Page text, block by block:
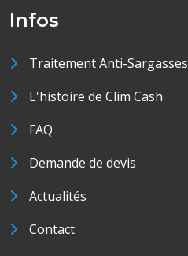
Infos
Traitement Anti-Sargasses
L'histoire de Clim Cash
FAQ
Demande de devis
Actualités
Contact